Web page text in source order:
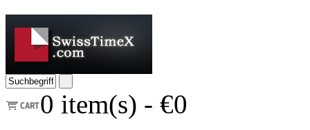
0 item(s) - €0